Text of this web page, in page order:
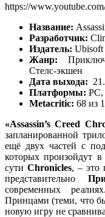
https://
Название:
Разработчик:
Издатель: Ubisoft
Жанр:
Стелс-экшен
Дата выхода:
Платформы:
Metacritic: 68 из
«Assassin’s Creed
запланированной
ещё двух частей с
которых произойдут
сути Chronicles, – это
представительно
современных
Принцами (теми, что
новую игру не